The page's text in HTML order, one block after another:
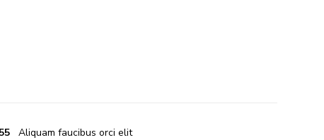
55 Aliquam faucibus orci elit